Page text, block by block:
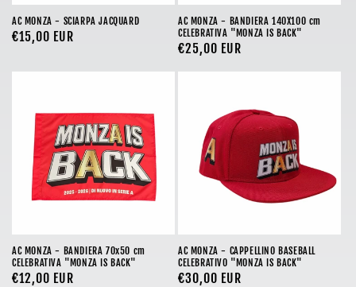
AC MONZA - SCIARPA JACQUARD
Prezzo
listino
€15,00 EUR
AC MONZA - BANDIERA 140X100 cm
CELEBRATIVA "MONZA IS BACK"
Prezzo
€25,00 EUR
AC MONZA - BANDIERA 70x50 cm
CELEBRATIVA "MONZA IS BACK"
Prezzo
€12,00 EUR
AC MONZA - CAPPELLINO BASEBALL
CELEBRATIVO "MONZA IS BACK"
Prezzo
€30,00 EUR